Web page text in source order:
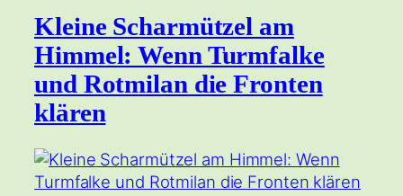
Kleine Scharmützel am
Himmel: Wenn Turmfalke
und Rotmilan die Fronten
klären